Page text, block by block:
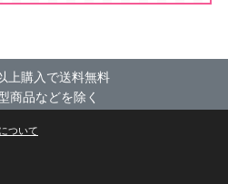
上購入で送料無料
商品などを除く
ついて